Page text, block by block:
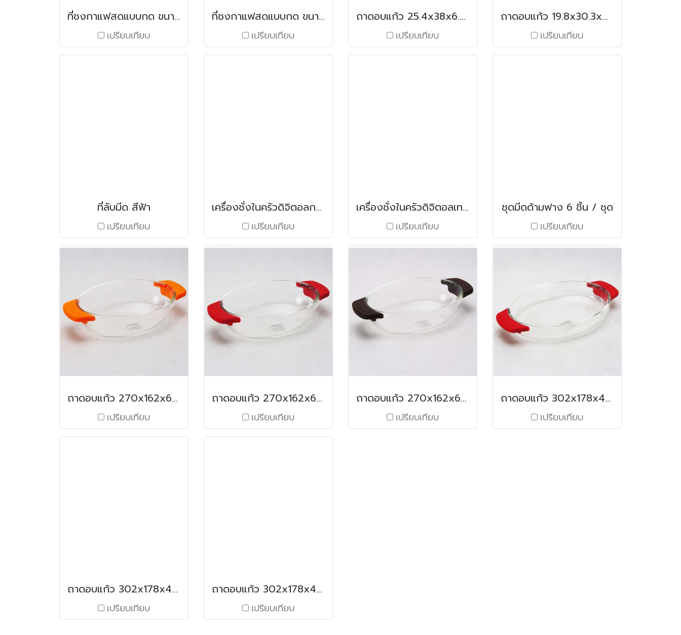
ที่ชงกาแฟสดแบบกด ขนาด 8 ถ้วย / 1000 มล.
เปรียบเทียบ
ที่ชงกาแฟสดแบบกด ขนาด 3 ถ้วย / 350 มล.
เปรียบเทียบ
ถาดอบแก้ว 25.4x38x6.6.3 ซม. / 3.7 ลิตร
เปรียบเทียบ
ถาดอบแก้ว 19.8x30.3x6.2 มม. / 2 ลิตร
เปรียบเทียบ
ที่ลับมีด สีฟ้า
เปรียบเทียบ
เครื่องชั่งในครัวดิจิตอลกลมเทา 5000 กรัม
เปรียบเทียบ
เครื่องชั่งในครัวดิจิตอลเทาเหลี่ยม 10000 กรัม
เปรียบเทียบ
ชุดมีดด้ามฟาง 6 ชิ้น / ชุด
เปรียบเทียบ
ถาดอบแก้ว 270x162x60 มม. / 1.17 ลิตร สีส้ม
เปรียบเทียบ
ถาดอบแก้ว 270x162x60 มม. / 1.17 ลิตร สีแดง
เปรียบเทียบ
ถาดอบแก้ว 270x162x60 มม. / 1.17 ลิตร สีน้ำตาล
เปรียบเทียบ
ถาดอบแก้ว 302x178x47 มม. / 1.12 ลิตร สีแดง
เปรียบเทียบ
ถาดอบแก้ว 302x178x47 มม. / 1.12 ลิตร สีส้ม
เปรียบเทียบ
ถาดอบแก้ว 302x178x47 มม. / 1.12 ลิตร สีน้ำตาล
เปรียบเทียบ